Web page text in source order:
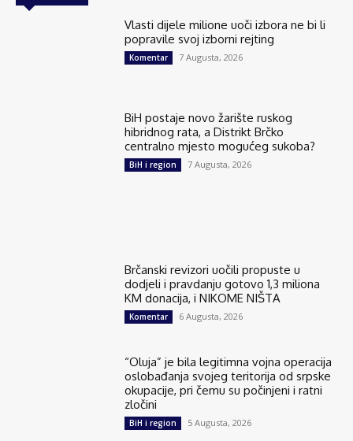
Vlasti dijele milione uoči izbora ne bi li
popravile svoj izborni rejting
Komentar 7 Augusta, 2026
BiH postaje novo žarište ruskog
hibridnog rata, a Distrikt Brčko
centralno mjesto mogućeg sukoba?
BiH i region 7 Augusta, 2026
Brčanski revizori uočili propuste u
dodjeli i pravdanju gotovo 1,3 miliona
KM donacija, i NIKOME NIŠTA
Komentar 6 Augusta, 2026
“Oluja” je bila legitimna vojna operacija
oslobađanja svojeg teritorija od srpske
okupacije, pri čemu su počinjeni i ratni
zločini
BiH i region 5 Augusta, 2026